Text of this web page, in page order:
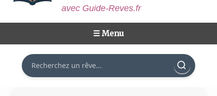
avec Guide-Reves.fr
☰ Menu
Rechercher